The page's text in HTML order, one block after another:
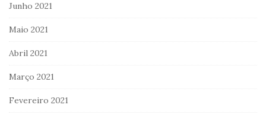
Junho 2021
Maio 2021
Abril 2021
Março 2021
Fevereiro 2021